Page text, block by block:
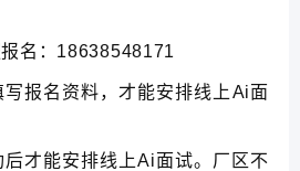
名：18638548171
报名资料，才能安排线上Ai面
才能安排线上Ai面试。厂区不